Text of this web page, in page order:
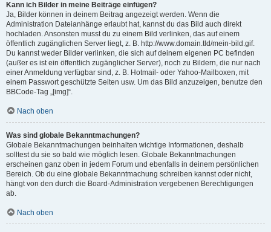
Kann ich Bilder in meine Beiträge einfügen?
Ja, Bilder können in deinem Beitrag angezeigt werden. Wenn die
Administration Dateianhänge erlaubt hat, kannst du das Bild auch direkt
hochladen. Ansonsten musst du zu einem Bild verlinken, das auf einem
öffentlich zugänglichen Server liegt, z. B. http://www.domain.tld/mein-bild.gif.
Du kannst weder Bilder verlinken, die sich auf deinem eigenen PC befinden
(außer es ist ein öffentlich zugänglicher Server), noch zu Bildern, die nur nach
einer Anmeldung verfügbar sind, z. B. Hotmail- oder Yahoo-Mailboxen, mit
einem Passwort geschützte Seiten usw. Um das Bild anzuzeigen, benutze den
BBCode-Tag „[img]“.
Nach oben
Was sind globale Bekanntmachungen?
Globale Bekanntmachungen beinhalten wichtige Informationen, deshalb
solltest du sie so bald wie möglich lesen. Globale Bekanntmachungen
erscheinen ganz oben in jedem Forum und ebenfalls in deinem persönlichen
Bereich. Ob du eine globale Bekanntmachung schreiben kannst oder nicht,
hängt von den durch die Board-Administration vergebenen Berechtigungen
ab.
Nach oben